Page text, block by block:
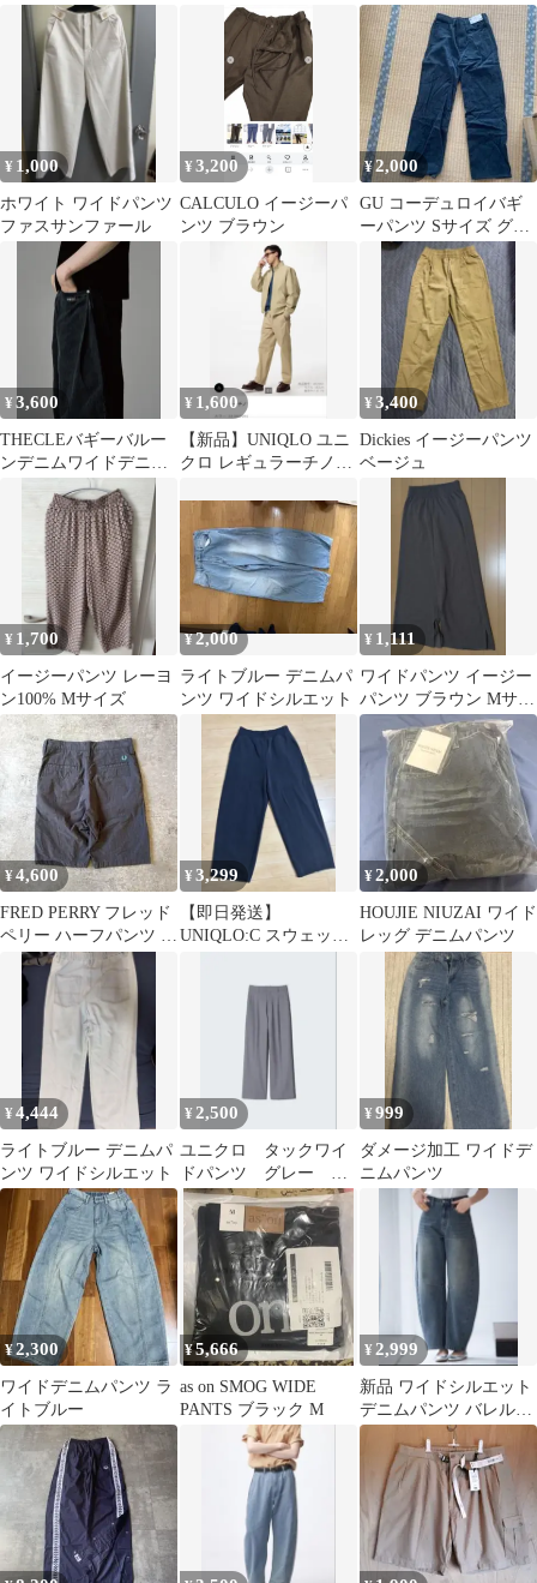
OLIVE オリーブ
W85cm
¥ 1,000
ホワイト ワイドパンツ
ファスサンファール
¥3,200
CALCULO イージーパ
ンツ ブラウン
¥2,000
GU コーデュロイバギ
ーパンツ Sサイズ グリ
ーン
¥3,600
THECLEバギーバルー
ンデニムワイドデニム
デニムパンツ ジーンズ
メンズ
¥ 1,600
【新品】UNIQLO ユニ
クロ レギュラーチノ
¥3,400
Dickies イージーパンツ
ベージュ
¥ 1,700
イージーパンツ レーヨ
ン100% Mサイズ
¥2,000
ライトブルー デニムパ
ンツ ワイドシルエット
¥ 1,111
ワイドパンツ イージー
パンツ ブラウン Mサイ
ズ
¥4,600
FRED PERRY フレッド
ペリー ハーフパンツ ワ
イド チェック Mサイズ
¥3,299
【即日発送】
UNIQLO:C スウェット
ー Mサイズ
¥2,000
HOUJIE NIUZAI ワイド
レッグ デニムパンツ
¥4,444
ライトブルー デニムパ
ンツ ワイドシルエット
¥ 2,500
ユニクロ タックワイ
ドパンツ グレー 丈
長めMサイズ
¥999
ダメージ加工 ワイドデ
ニムパンツ
¥2,300
ワイドデニムパンツ ラ
イトブルー
¥5,666
as on SMOG WIDE
PANTS ブラック M
¥ 2,999
新品 ワイドシルエット
デニムパンツ バレルレ
ッグ